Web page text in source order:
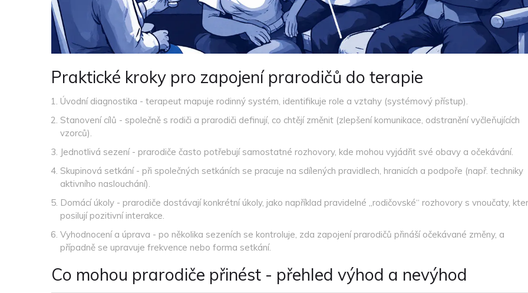
Praktické kroky pro zapojení prarodičů do terapie
Úvodní diagnostika - terapeut mapuje rodinný systém, identifikuje role a vztahy (systémový přístup).
Stanovení cílů - společně s rodiči a prarodiči definují, co chtějí změnit (zlepšení komunikace, odstranění vyčleňujících
vzorců).
Jednotlivá sezení - prarodiče často potřebují samostatné rozhovory, kde mohou vyjádřit své obavy a očekávání.
Skupinová setkání - při společných setkáních se pracuje na sdílených pravidlech, hranicích a podpoře (např. techniky
aktivního naslouchání).
Domácí úkoly - prarodiče dostávají konkrétní úkoly, jako například pravidelné „rodičovské“ rozhovory s vnoučaty,
posilují pozitivní interakce.
Vyhodnocení a úprava - po několika sezeních se kontroluje, zda zapojení prarodičů přináší očekávané změny, a
případně se upravuje frekvence nebo forma setkání.
Co mohou prarodiče přinést - přehled výhod a nevýhod